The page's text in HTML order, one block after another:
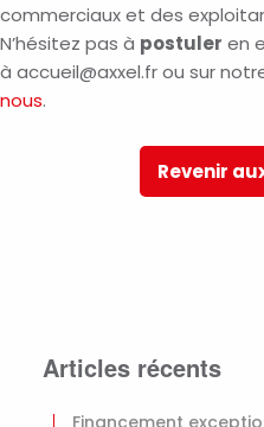
commerciaux et des
N’hésitez pas à postuler en
à accueil@axxel.fr ou sur
nous.
Revenir
Articles récents
Financement